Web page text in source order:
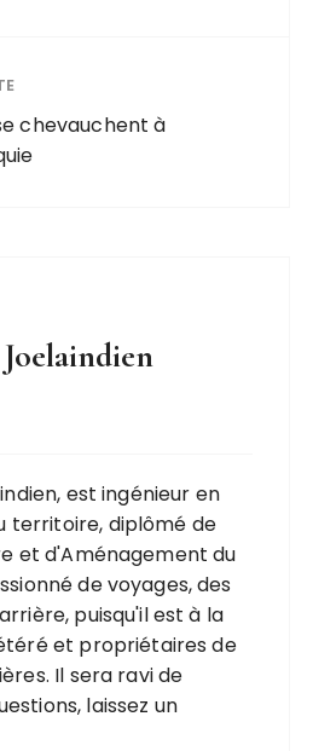
chevauchent à
Joelaindien
est ingénieur en
territoire, diplômé de
et d'Aménagement du
de voyages, des
puisqu'il est à la
et propriétaires de
Il sera ravi de
laissez un